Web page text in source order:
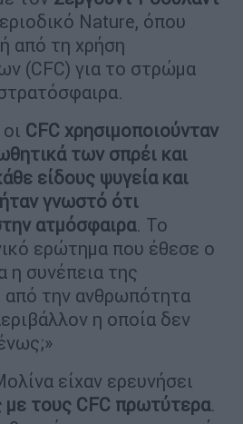
Nature, όπου
από τη χρήση
(CFC) για το στρώμα
CFC χρησιμοποιούνταν
των σπρέι και
είδους ψυγεία και
γνωστό ότι
ατμόσφαιρα. Το
ερώτημα που έθεσε ο
η συνέπεια της
την ανθρωπότητα
η οποία δεν
είχαν ερευνήσει
με τους CFC πρωτύτερα.